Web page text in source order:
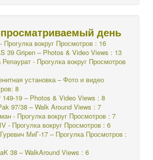
день
Прогулка вокруг Просмотров : 16
39 Gripen – Photos & Video Views : 13
Репаурат - Прогулка вокруг Просмотров
установка – Фото и видео
8
149-19 – Photos & Video Views : 8
97/38 – Walk Around Views : 7
- Прогулка вокруг Просмотров : 7
- Прогулка вокруг Просмотров : 6
МиГ-17 – Прогулка Просмотров :
38 – WalkAround Views : 6